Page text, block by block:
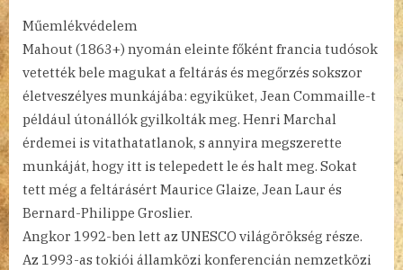
Műemlékvédelem
Mahout (1863+) nyomán eleinte főként francia tudósok
vetették bele magukat a feltárás és megőrzés sokszor
életveszélyes munkájába: egyiküket, Jean Commaille-t
például útonállók gyilkolták meg. Henri Marchal
érdemei is vitathatatlanok, s annyira megszerette
munkáját, hogy itt is telepedett le és halt meg. Sokat
tett még a feltárásért Maurice Glaize, Jean Laur és
Bernard-Philippe Groslier.
Angkor 1992-ben lett az UNESCO világörökség része.
Az 1993-as tokiói államközi konferencián nemzetközi